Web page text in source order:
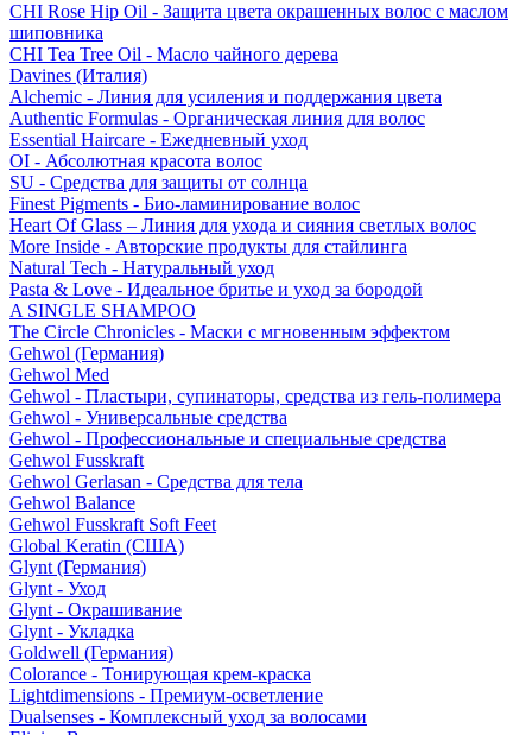
CHI Rose Hip Oil - Защита цвета окрашенных волос с маслом
шиповника
CHI Tea Tree Oil - Масло чайного дерева
Davines (Италия)
Alchemic - Линия для усиления и поддержания цвета
Authentic Formulas - Органическая линия для волос
Essential Haircare - Eжедневный уход
OI - Абсолютная красота волос
SU - Средства для защиты от солнца
Finest Pigments - Био-ламинирование волос
Heart Of Glass – Линия для ухода и сияния светлых волос
More Inside - Авторские продукты для стайлинга
Natural Tech - Натуральный уход
Pasta & Love - Идеальное бритье и уход за бородой
A SINGLE SHAMPOO
The Circle Chronicles - Маски с мгновенным эффектом
Gehwol (Германия)
Gehwol Med
Gehwol - Пластыри, супинаторы, средства из гель-полимера
Gehwol - Универсальные средства
Gehwol - Профессиональные и специальные средства
Gehwol Fusskraft
Gehwol Gerlasan - Средства для тела
Gehwol Balance
Gehwol Fusskraft Soft Feet
Global Keratin (США)
Glynt (Германия)
Glynt - Уход
Glynt - Окрашивание
Glynt - Укладка
Goldwell (Германия)
Colorance - Тонирующая крем-краска
Lightdimensions - Премиум-осветление
Dualsenses - Комплексный уход за волосами